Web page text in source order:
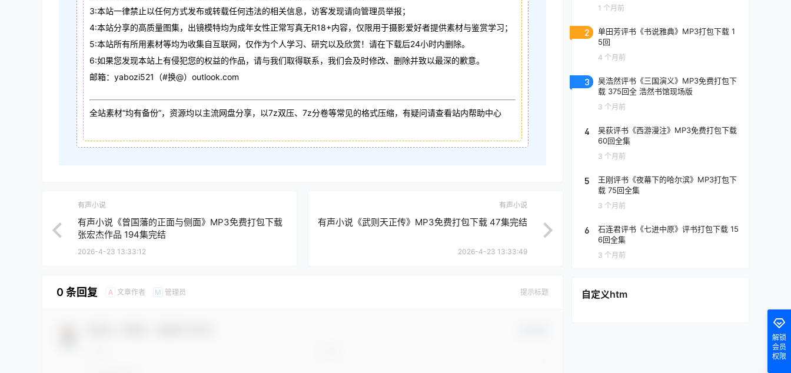
3:本站一律禁止以任何方式发布或转载任何违法的相关信息，访客发现请向管理员举报；
4:本站分享的高质量图集，出镜模特均为成年女性正常写真无R18+内容，仅限用于摄影爱好者提供素材与鉴赏学习；
5:本站所有所用素材等均为收集自互联网，仅作为个人学习、研究以及欣赏！请在下载后24小时内删除。
6:如果您发现本站上有侵犯您的权益的作品，请与我们取得联系，我们会及时修改、删除并致以最深的歉意。
邮箱：yabozi521（#换@）outlook.com
全站素材“均有备份”，资源均以主流网盘分享，以7z双压、7z分卷等常见的格式压缩，有疑问请查看站内帮助中心
有声小说
有声小说《曾国藩的正面与侧面》MP3免费打包下载
张宏杰作品 194集完结
2026-4-23 13:33:12
有声小说
有声小说《武则天正传》MP3免费打包下载 47集完结
2026-4-23 13:33:49
0 条回复 A 文章作者 M 管理员 提示标题
1 个月前
2
单田芳评书《书说雅典》MP3打包下载 1
5回
4 个月前
3
吴浩然评书《三国演义》MP3免费打包下
载 375回全 浩然书馆现场版
3 个月前
4
吴荻评书《西游漫注》MP3免费打包下载
60回全集
3 个月前
5
王刚评书《夜幕下的哈尔滨》MP3打包下
载 75回全集
3 个月前
6
石连君评书《七进中原》评书打包下载 15
6回全集
3 个月前
自定义htm
解锁
会员
权限